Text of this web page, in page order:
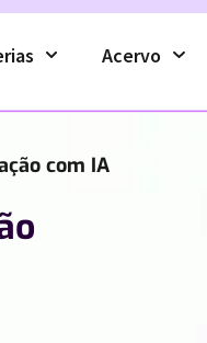
Acervo
com IA